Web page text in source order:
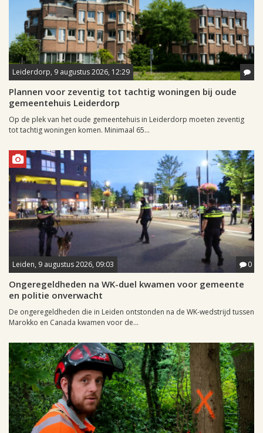
Leiderdorp, 9 augustus 2026, 12:29
Plannen voor zeventig tot tachtig woningen bij oude
gemeentehuis Leiderdorp
Op de plek van het oude gemeentehuis in Leiderdorp moeten zeventig
tot tachtig woningen komen. Minimaal 65...
Leiden, 9 augustus 2026, 09:03 0
Ongeregeldheden na WK-duel kwamen voor gemeente
en politie onverwacht
De ongeregeldheden die in Leiden ontstonden na de WK-wedstrijd tussen
Marokko en Canada kwamen voor de...